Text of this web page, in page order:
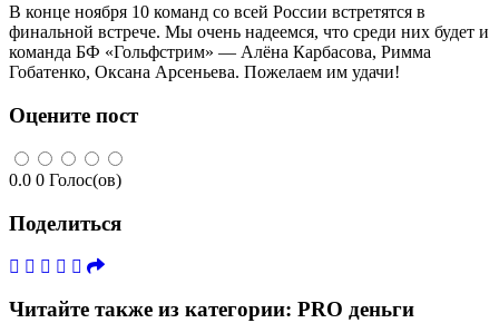
В конце ноября 10 команд со всей России встретятся в
финальной встрече. Мы очень надеемся, что среди них будет и
команда БФ «Гольфстрим» — Алёна Карбасова, Римма
Гобатенко, Оксана Арсеньева. Пожелаем им удачи!
Оцените пост
0.0 0 Голос(ов)
Поделиться
Читайте также из категории: PRO деньги